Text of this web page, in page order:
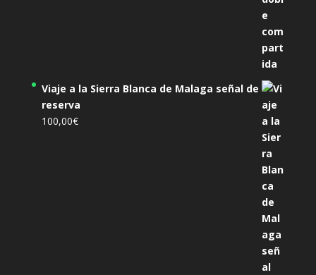
Viaje a la Sierra Blanca de Malaga señal de
reserva
100,00€